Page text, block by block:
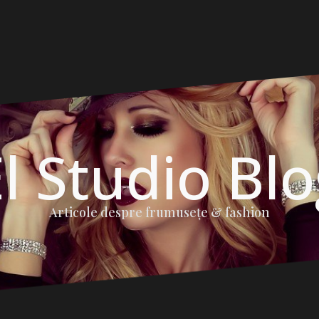
Studio
Articole despre frumuseţe & fashion